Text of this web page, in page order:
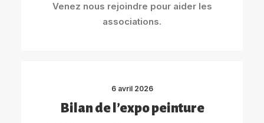
Venez nous rejoindre pour aider les
associations.
6 avril 2026
Bilan de l’expo peinture